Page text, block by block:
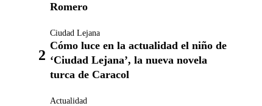
Romero
Ciudad Lejana
Cómo luce en la actualidad el niño de
‘Ciudad Lejana’, la nueva novela
turca de Caracol
Actualidad